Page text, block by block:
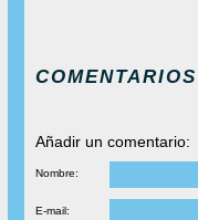
COMENTARIOS
Añadir un comentario:
Nombre:
E-mail: